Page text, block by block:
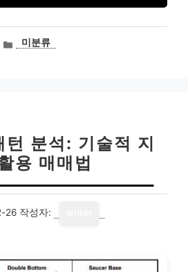
카미분류
턴 분석: 기술적 지
용 매매법
26 작성자: